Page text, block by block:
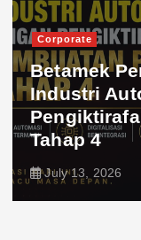
Corporate
Betamek
Industri
Tahap 4
July 13, 2026